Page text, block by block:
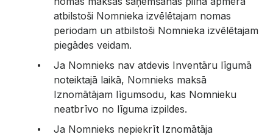
atbilstoši Nomnieka izvēlētajam nomas
periodam un atbilstoši Nomnieka izvēlētajam
piegādes veidam.
Ja Nomnieks nav atdevis Inventāru līgumā
noteiktajā laikā, Nomnieks maksā
Iznomātājam līgumsodu, kas Nomnieku
neatbrīvo no līguma izpildes.
Ja Nomnieks nepiekrīt Iznomātāja